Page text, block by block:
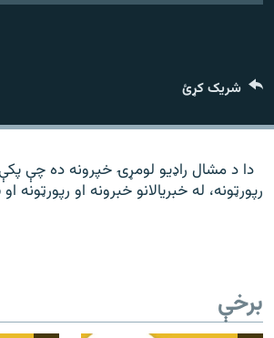
د ازادې اروپا راډیو ټولې ووبپاڼې
شریک کړئ
دا د مشال راډیو لومړۍ خپرونه ده چې
رپورټونه، له خبریالانو خبرونه او
برخې